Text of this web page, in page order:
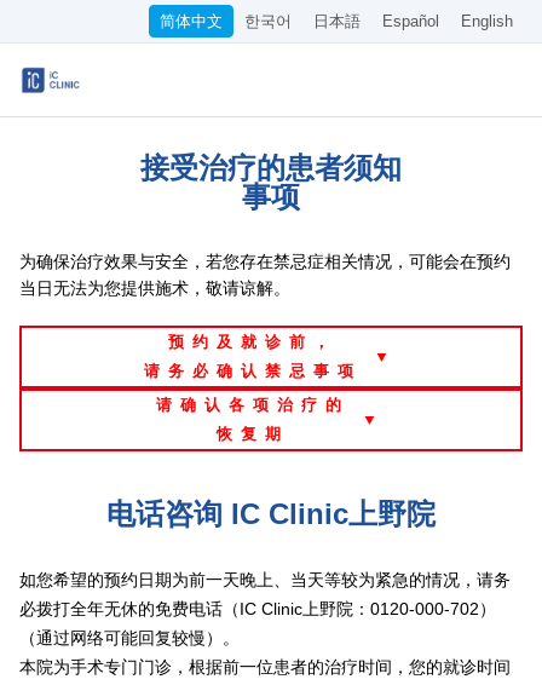
简体中文 한국어 日本語 Español English
接受治疗的患者须知
事项
为确保治疗效果与安全，若您存在禁忌症相关情况，可能会在预约
当日无法为您提供施术，敬请谅解。
预约及就诊前，
请务必确认禁忌事项
▼
请确认各项治疗的
恢复期
▼
电话咨询 IC Clinic上野院
如您希望的预约日期为前一天晚上、当天等较为紧急的情况，请务
必拨打全年无休的免费电话（IC Clinic上野院：0120-000-702）
（通过网络可能回复较慢）。
本院为手术专门门诊，根据前一位患者的治疗时间，您的就诊时间
在线诊疗
其他
语言